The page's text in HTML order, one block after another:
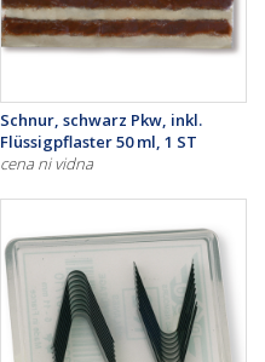
Schnur, schwarz Pkw, inkl.
Flüssigpflaster 50 ml, 1 ST
cena ni vidna